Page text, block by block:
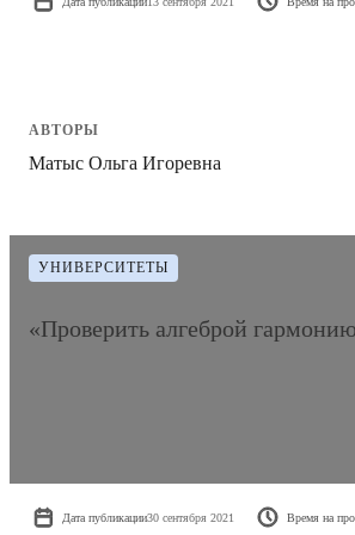
АВТОРЫ
Матыс Ольга Игоревна
УНИВЕРСИТЕТЫ
«Проверить алгеброй
Дата публикации30 сентября 2021 Время на